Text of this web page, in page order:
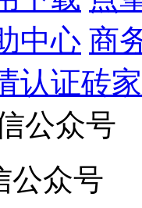
中心 商
认证砖家
公众号